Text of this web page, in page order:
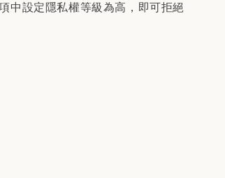
中設定隱私權等級為高，即可拒絕